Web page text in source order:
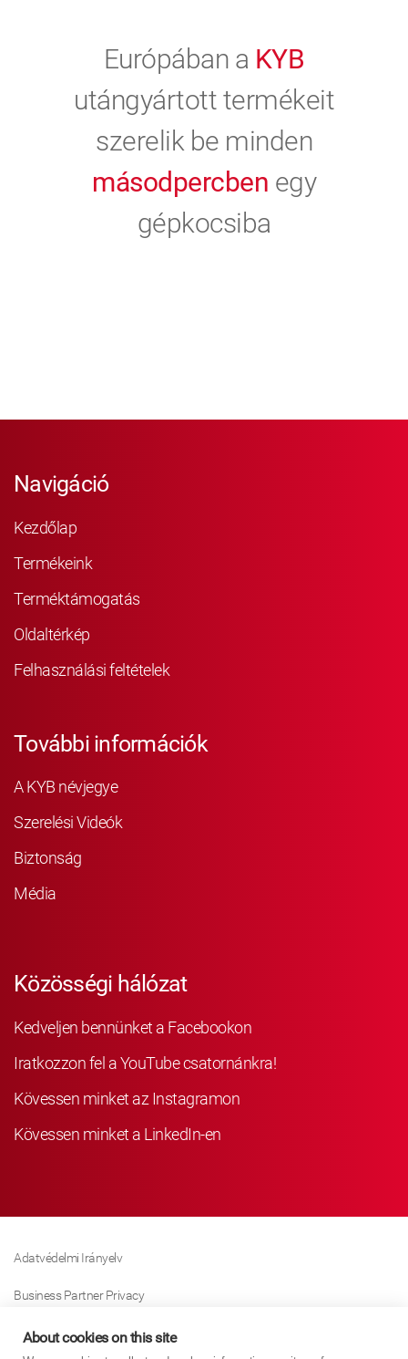
Európában a KYB
utángyártott termékeit
szerelik be minden
másodpercben egy
gépkocsiba
Navigáció
Kezdőlap
Termékeink
Terméktámogatás
Oldaltérkép
Felhasználási feltételek
További információk
A KYB névjegye
Szerelési Videók
Biztonság
Média
Közösségi hálózat
Kedveljen bennünket a Facebookon
Iratkozzon fel a YouTube csatornánkra!
Kövessen minket az Instagramon
Kövessen minket a LinkedIn-en
Adatvédelmi Irányelv
Business Partner Privacy
Sütikre Vonatkozó Irányelv
About cookies on this site